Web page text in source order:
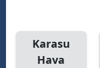
Karasu
Hava